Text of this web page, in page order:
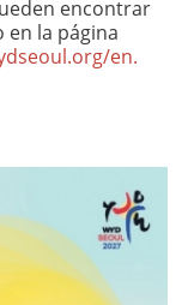
encontrar
en la página
en.